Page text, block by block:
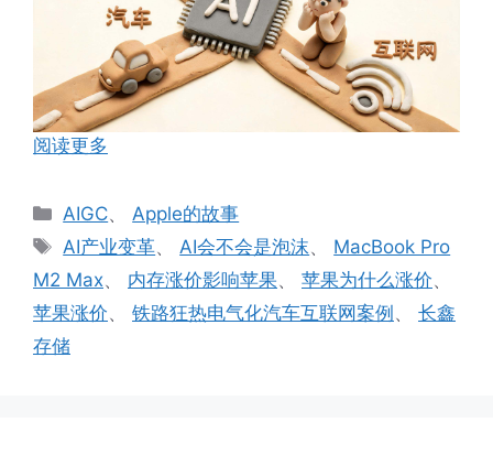
阅读更多
分
类
AIGC、Apple的故事
标
签
AI产业变革、AI会不会是泡沫、 MacBook Pro
M2 Max、 内存涨价影响苹果、 苹果为什么涨价、
苹果涨价、 铁路狂热电气化汽车互联网案例 、 长鑫
存储